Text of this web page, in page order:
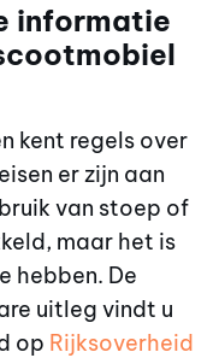
informatie
kent regels over
er zijn aan
van stoep of
maar het is
hebben. De
uitleg vindt u
op Rijksoverheid